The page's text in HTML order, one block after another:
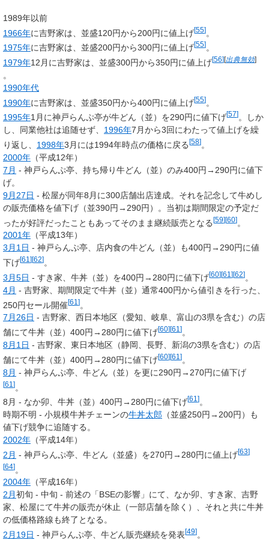
1989年以前
1966年に吉野家は、並盛120円から200円に値上げ[55]。
1975年に吉野家は、並盛200円から300円に値上げ[55] 。
1979年12月に吉野家は、並盛300円から350円に値上げ[56] [出典無効]
。
1990年代
1990年に吉野家は、並盛350円から400円に値上げ[55]。
1995年1月に神戸らんぷ亭が牛どん（並）を290円に値下げ[57] 。しか
し、同業他社は追随せず、 1996年7月から3回にわたって値上げを繰
り返し、 1998年3月には1994年時点の価格に戻る [58] 。
2000年 （平成12年）
7月 - 神戸らんぷ亭、持ち帰り牛どん（並）のみ400円→290円に値下
げ。
9月27日 - 松屋が同年8月に300店舗出店達成。それを記念して牛めし
の販売価格を値下げ（並390円→290円）。当初は期間限定の予定だ
ったが好評だったこともあってそのまま継続販売となる[59][60]。
2001年 （平成13年）
3月1日 - 神戸らんぷ亭、店内食の牛どん（並）も400円→290円に値
下げ[61 ][62] 。
3月5日 - すき家、牛丼（並）を400円→280円に値下げ[60][61 ][62]。
4月 - 吉野家、期間限定で牛丼（並）通常400円から値引きを行った、
250円セール開催[61 ]。
7月26日 - 吉野家、西日本地区（愛知、岐阜、富山の3県を含む）の店
舗にて牛丼（並）400円→280円に値下げ[60][61 ] 。
8月1日 - 吉野家、東日本地区（静岡、長野、新潟の3県を含む）の店
舗にて牛丼（並）400円→280円に値下げ[60][61 ]。
8月 - 神戸らんぷ亭、牛どん（並）を更に290円→270円に値下げ
[61 ]。
8月 - なか卯、牛丼（並）400円→280円に値下げ[61 ] 。
時期不明 - 小規模牛丼チェーンの牛丼太郎 （並盛250円→200円）も
値下げ競争に追随する。
2002年 （平成14年）
2月 - 神戸らんぷ亭、牛どん（並盛）を270円→280円に値上げ[63]
[64]。
2004年 （平成16年）
2月初旬 - 中旬 - 前述の「BSEの影響」にて、なか卯、すき家、吉野
家、松屋にて牛丼の販売が休止（一部店舗を除く）、それと共に牛丼
の低価格路線も終了となる。
2月19日 - 神戸らんぷ亭、牛どん販売継続を発表[49] 。